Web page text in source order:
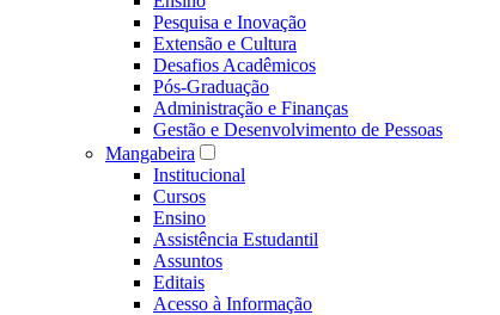
Pesquisa e Inovação
Extensão e Cultura
Desafios Acadêmicos
Pós-Graduação
Administração e Finanças
Gestão e Desenvolvimento de Pessoas
Mangabeira
Institucional
Cursos
Ensino
Assistência Estudantil
Assuntos
Editais
Acesso à Informação